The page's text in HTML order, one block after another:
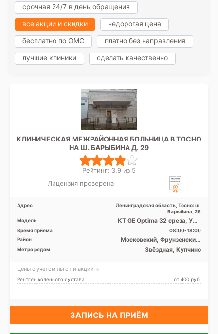
срочная 24/7 в день обращения
все акции и скидки недорогая цена
бесплатно по ОМС платно без направления
лучшие клиники сделать качественно
КЛИНИЧЕСКАЯ МЕЖРАЙОННАЯ БОЛЬНИЦА В ТОСНО
НА Ш. БАРЫБИНА Д. 29
Рейтинг: 3.9 из 5
Лицензия проверена
Адрес
Ленинградская область, Тосно: ш.
Барыбина, 29
Модель
КТ GE Optima 32 среза, УЗИ
аппарат, Рентген аппарат
Время приема
08:00-18:00
Район
Московский, Фрунзенский,
Лен. область
Метро рядом Звёздная, Купчино
Цены с учетом льгот и акций ↓
Рентген коленного сустава от 400 pуб.
ЗАПИСЬ НА ПРИЁМ